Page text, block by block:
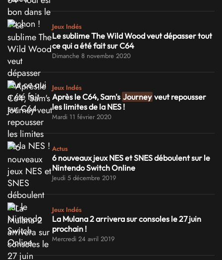
Jeux Indés
Le sublime The Wild Wood veut dépasser tout
ce qui a été fait sur C64
Dimanche 8 novembre 2020
Jeux Indés
Après le C64, Sam's Journey veut repousser
les limites de la NES !
Mardi 11 février 2020
Actus
6 nouveaux jeux NES et SNES déboulent sur le
Nintendo Switch Online
Jeudi 5 décembre 2019
Jeux Indés
La Mulana 2 arrivera sur consoles le 27 juin
prochain !
Mercredi 24 avril 2019